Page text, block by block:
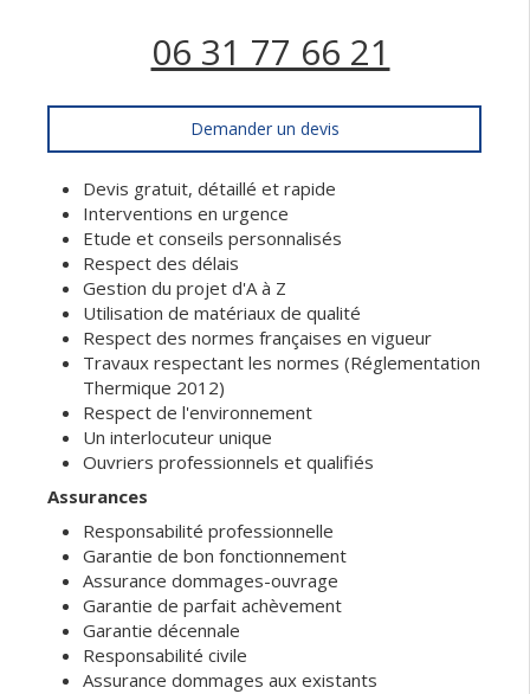
06 31 77 66 21
Demander un devis
Devis gratuit, détaillé et rapide
Interventions en urgence
Etude et conseils personnalisés
Respect des délais
Gestion du projet d'A à Z
Utilisation de matériaux de qualité
Respect des normes françaises en vigueur
Travaux respectant les normes (Réglementation
Thermique 2012)
Respect de l'environnement
Un interlocuteur unique
Ouvriers professionnels et qualifiés
Assurances
Responsabilité professionnelle
Garantie de bon fonctionnement
Assurance dommages-ouvrage
Garantie de parfait achèvement
Garantie décennale
Responsabilité civile
Assurance dommages aux existants